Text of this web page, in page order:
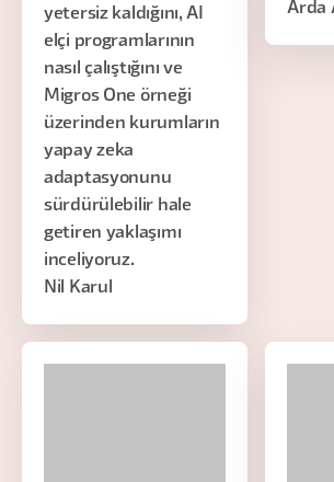
yetersiz kaldığını, AI
elçi programlarının
nasıl çalıştığını ve
Migros One örneği
üzerinden kurumların
yapay zeka
adaptasyonunu
sürdürülebilir hale
getiren yaklaşımı
inceliyoruz.
Nil Karul
Arda